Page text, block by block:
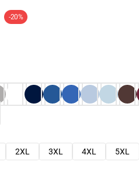
-20%
2XL 3XL 4XL
5XL